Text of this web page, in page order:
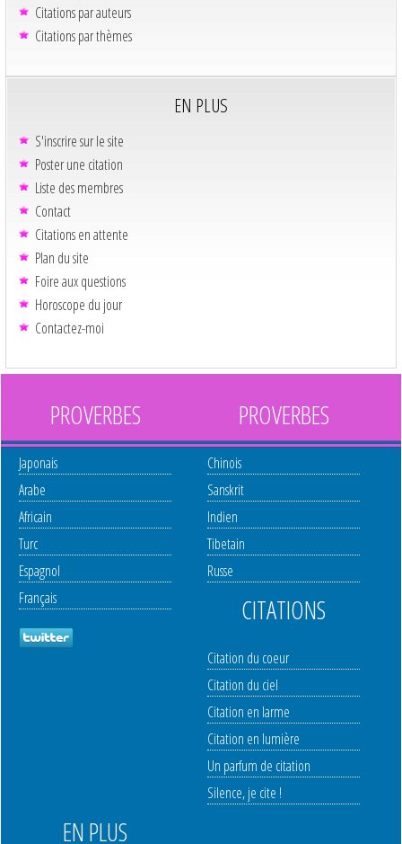
Citations par auteurs
Citations par thèmes
EN PLUS
S'inscrire sur le site
Poster une citation
Liste des membres
Contact
Citations en attente
Plan du site
Foire aux questions
Horoscope du jour
Contactez-moi
PROVERBES
Japonais
Arabe
Africain
Turc
Espagnol
Français
PROVERBES
Chinois
Sanskrit
Indien
Tibetain
Russe
CITATIONS
Citation du coeur
Citation du ciel
Citation en larme
Citation en lumière
Un parfum de citation
Silence, je cite !
EN PLUS